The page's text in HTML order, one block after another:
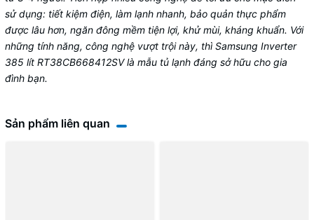
sử dụng: tiết kiệm điện, làm lạnh nhanh, bảo quản thực phẩm
được lâu hơn, ngăn đông mềm tiện lợi, khử mùi, kháng khuẩn. Với
những tính năng, công nghệ vượt trội này, thì Samsung Inverter
385 lít RT38CB668412SV là mẫu tủ lạnh đáng sở hữu cho gia
đình bạn.
Sản phẩm liên quan